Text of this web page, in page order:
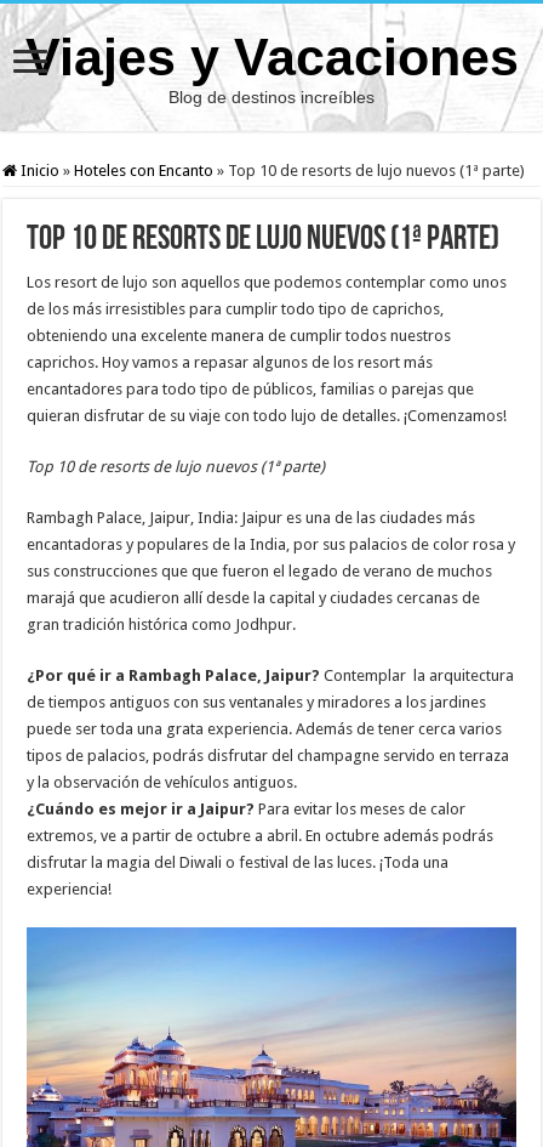
Viajes y Vacaciones
Blog de destinos increíbles
Inicio » Hoteles con Encanto » Top 10 de resorts de lujo nuevos (1ª parte)
Top 10 de resorts de lujo nuevos (1ª parte)
Los resort de lujo son aquellos que podemos contemplar como unos
de los más irresistibles para cumplir todo tipo de caprichos,
obteniendo una excelente manera de cumplir todos nuestros
caprichos. Hoy vamos a repasar algunos de los resort más
encantadores para todo tipo de públicos, familias o parejas que
quieran disfrutar de su viaje con todo lujo de detalles. ¡Comenzamos!
Top 10 de resorts de lujo nuevos (1ª parte)
Rambagh Palace, Jaipur, India: Jaipur es una de las ciudades más
encantadoras y populares de la India, por sus palacios de color rosa y
sus construcciones que que fueron el legado de verano de muchos
marajá que acudieron allí desde la capital y ciudades cercanas de
gran tradición histórica como Jodhpur.
¿Por qué ir a Rambagh Palace, Jaipur?Contemplar la arquitectura
de tiempos antiguos con sus ventanales y miradores a los jardines
puede ser toda una grata experiencia. Además de tener cerca varios
tipos de palacios, podrás disfrutar del champagne servido en terraza
y la observación de vehículos antiguos.
¿Cuándo es mejor ir a Jaipur?Para evitar los meses de calor
extremos, ve a partir de octubre a abril. En octubre además podrás
disfrutar la magia del Diwali o festival de las luces. ¡Toda una
experiencia!